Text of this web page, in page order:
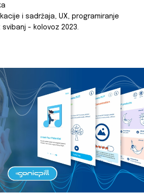
i sadržaja, UX, programiranje
: svibanj - kolovoz 2023.